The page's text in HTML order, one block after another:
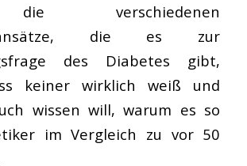
verschiedenen
die es zur
des Diabetes gibt,
keiner wirklich weiß und
wissen will, warum es so
im Vergleich zu vor 50